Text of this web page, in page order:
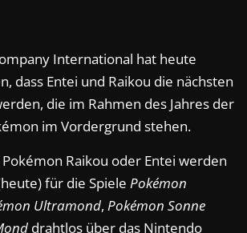
International hat heute
dass Entei und Raikou die nächsten
die im Rahmen des Jahres der
im Vordergrund stehen.
Raikou oder Entei werden
für die Spiele Pokémon
Ultramond, Pokémon Sonne
drahtlos über das Nintendo